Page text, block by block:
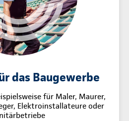
das Baugewerbe
für Maler, Maurer,
Elektroinstallateure oder